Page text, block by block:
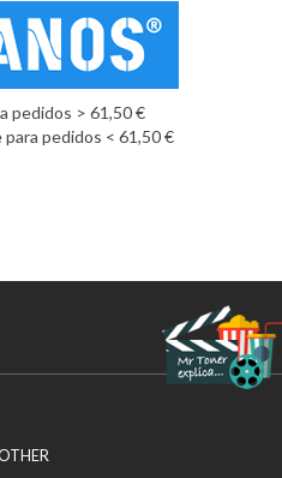
pedidos > 61,50 €
pedidos < 61,50 €